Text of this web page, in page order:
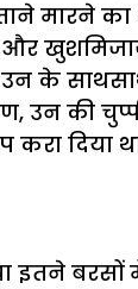
मारने
और
के
उन
दिया
बरसों